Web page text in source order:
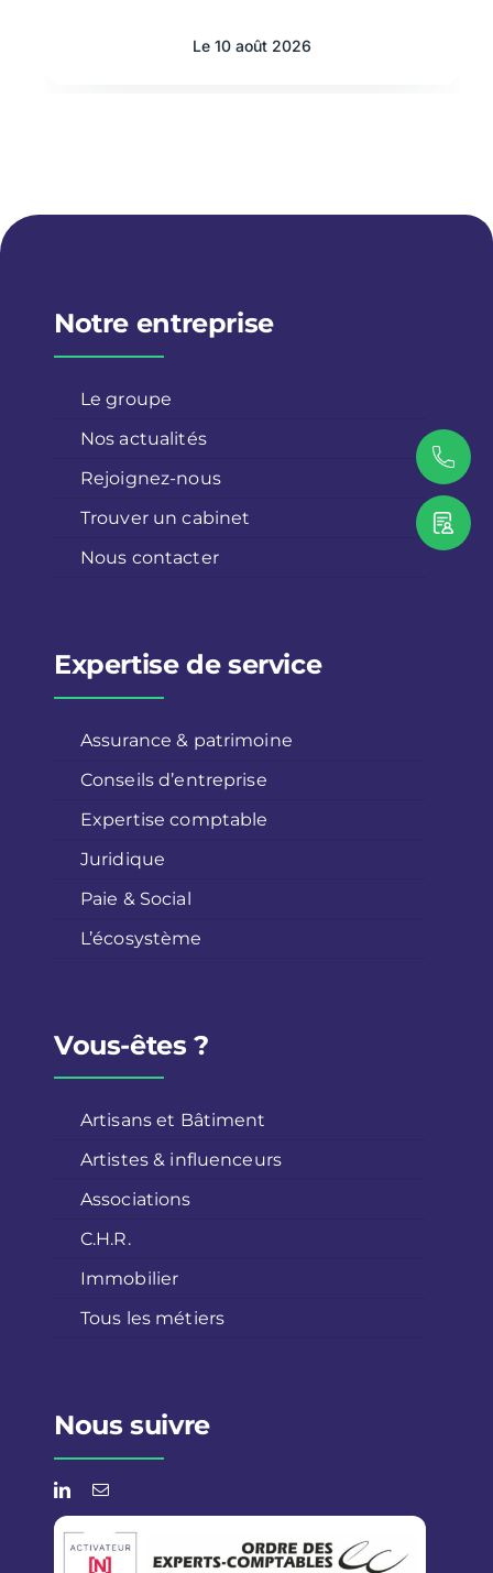
Le 10 août 2026
Notre entreprise
Le groupe
Nos actualités
Rejoignez-nous
Trouver un cabinet
Nous contacter
Expertise de service
Assurance & patrimoine
Conseils d’entreprise
Expertise comptable
Juridique
Paie & Social
L’écosystème
Vous-êtes ?
Artisans et Bâtiment
Artistes & influenceurs
Associations
C.H.R.
Immobilier
Tous les métiers
Nous suivre